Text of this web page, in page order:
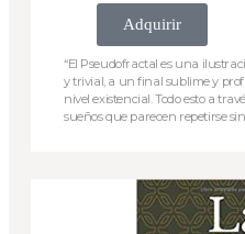
Adquirir
“El Pseudofractal es una
y trivial, a un final sublime y
nivel existencial. Todo esto a
sueños que parecen repetirse sin